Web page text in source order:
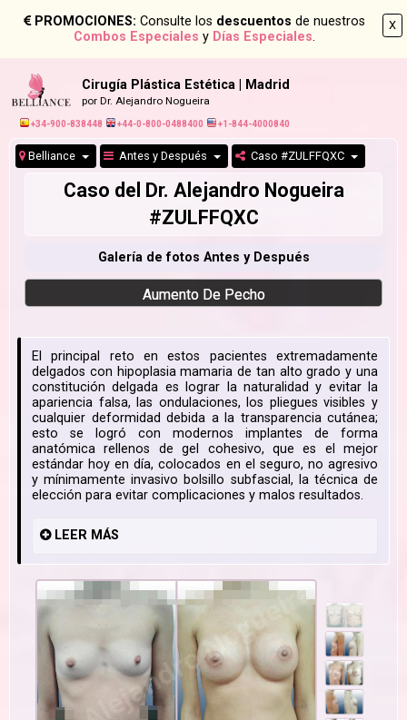
X
PROMOCIONES: Consulte los descuentos de nuestros
Combos Especiales y Días Especiales.
Cirugía Plástica Estética | Madrid
por Dr. Alejandro Nogueira
+34-900-838448 +44-0-800-0488400 +1-844-4000840
Belliance Antes y Después Caso #ZULFFQXC
Caso del Dr. Alejandro Nogueira
#ZULFFQXC
Galería de fotos Antes y Después
Aumento De Pecho
El principal reto en estos pacientes extremadamente
delgados con hipoplasia mamaria de tan alto grado y una
constitución delgada es lograr la naturalidad y evitar la
apariencia falsa, las ondulaciones, los pliegues visibles y
cualquier deformidad debida a la transparencia cutánea;
esto se logró con modernos implantes de forma
anatómica rellenos de gel cohesivo, que es el mejor
estándar hoy en día, colocados en el seguro, no agresivo
y mínimamente invasivo bolsillo subfascial, la técnica de
elección para evitar complicaciones y malos resultados.
LEER MÁS